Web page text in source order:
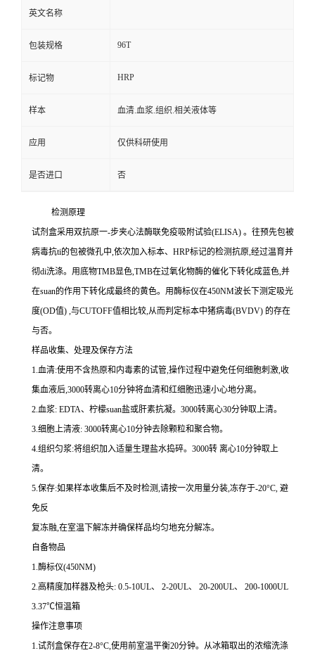
英文名称
包装规格 96T
标记物 HRP
样本 血清.血浆.组织.相关液体等
应用 仅供科研使用
是否进口 否
检测原理
试剂盒采用双抗原一-步夹心法酶联免疫吸附试验(ELISA) 。往预先包被
病毒抗ti的包被微孔中,依次加入标本、 HRP标记的检测抗原,经过温育并
彻di洗涤。用底物TMB显色,TMB在过氧化物酶的催化下转化成蓝色,并
在suan的作用下转化成最终的黄色。用酶标仪在450NM波长下测定吸光
度(OD值) ,与CUTOFF值相比较,从而判定标本中猪病毒(BVDV) 的存在
与否。
样品收集、处理及保存方法
1.血清:使用不含热原和内毒素的试管,操作过程中避免任何细胞刺激,收
集血液后,3000转离心10分钟将血清和红细胞迅速小心地分离。
2.血浆: EDTA、柠檬suan盐或肝素抗凝。 3000转离心30分钟取上清。
3.细胞上清液: 3000转离心10分钟去除颗粒和聚合物。
4.组织匀浆:将组织加入适量生理盐水捣碎。 3000转 离心10分钟取上
清。
5.保存:如果样本收集后不及时检测,请按一次用量分装,冻存于-20°C, 避
免反
复冻融,在室温下解冻并确保样品均匀地充分解冻。
自备物品
1.酶标仪(450NM)
2.高精度加样器及枪头: 0.5-10UL、 2-20UL、 20-200UL、 200-1000UL
3.37℃恒温箱
操作注意事项
1.试剂盒保存在2-8°C,使用前室温平衡20分钟。从冰箱取出的浓缩洗涤